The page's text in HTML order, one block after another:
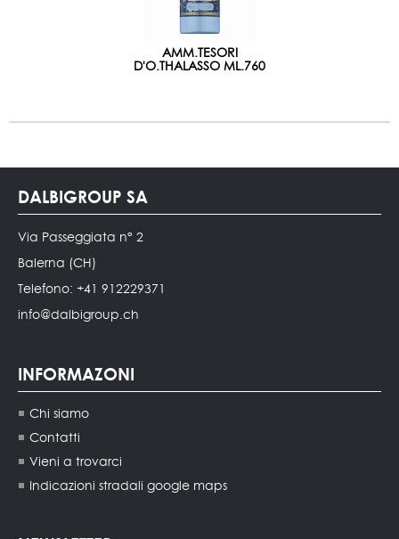
AMM.TESORI
D'O.THALASSO ML.760
DALBIGROUP SA
Via Passeggiata n° 2
Balerna (CH)
Telefono: +41 912229371
info@dalbigroup.ch
INFORMAZONI
Chi siamo
Contatti
Vieni a trovarci
Indicazioni stradali google maps